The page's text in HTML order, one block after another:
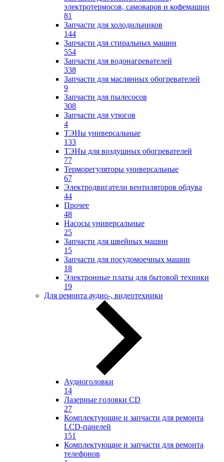
электротермосов, самоваров и кофемашин
81
Запчасти для холодильников
144
Запчасти для стиральных машин
554
Запчасти для водонагревателей
338
Запчасти для маслянных обогревателей
9
Запчасти для пылесосов
308
Запчасти для утюгов
4
ТЭНы универсальные
133
ТЭНы для воздушных обогревателей
77
Терморегуляторы универсальные
67
Электродвигатели вентиляторов обдува
44
Прочее
48
Насосы универсальные
25
Запчасти для швейных машин
15
Запчасти для посудомоечных машин
18
Электронные платы для бытовой техники
19
Для ремонта аудио-, видеотехники
Аудиоголовки
14
Лазерные головки CD
27
Комплектующие и запчасти для ремонта
LCD-панелей
151
Комплектующие и запчасти для ремонта
телефонов